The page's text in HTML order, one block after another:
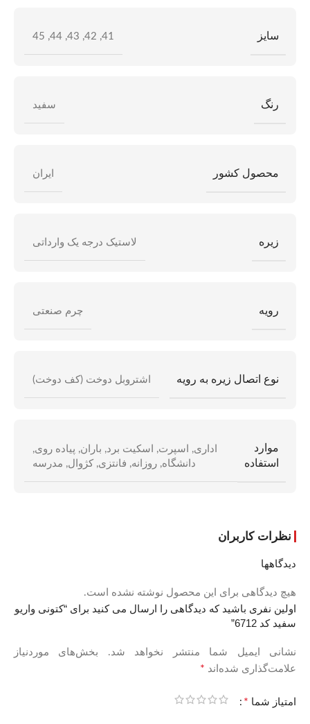
سایز 41
,
42
,
43
,
44
,
45
رنگ سفید
محصول کشور ایران
زیره لاستیک درجه یک وارداتی
رویه چرم صنعتی
نوع اتصال زیره به رویه اشتروبل دوخت (کف دوخت)
موارد
استفاده
اداری, اسپرت, اسکیت برد , باران, پیاده روی,
دانشگاه, روزانه, فانتزی, کژوال, مدرسه
نظرات کاربران
دیدگاهها
هیچ دیدگاهی برای این محصول نوشته نشده است.
اولین نفری باشید که دیدگاهی را ارسال می کنید برای “کتونی واریو
سفید کد 6712”
نشانی ایمیل شما منتشر نخواهد شد.
بخش‌های موردنیاز
علامت‌گذاری شده‌اند *
امتیاز شما *